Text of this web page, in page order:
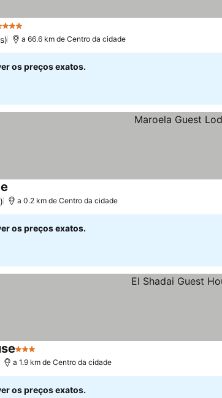
Estrelas
a 66.6 km de Centro da cidade
os preços exatos.
a 0.2 km de Centro da cidade
os preços exatos.
3 Estrelas
a 1.9 km de Centro da cidade
os preços exatos.